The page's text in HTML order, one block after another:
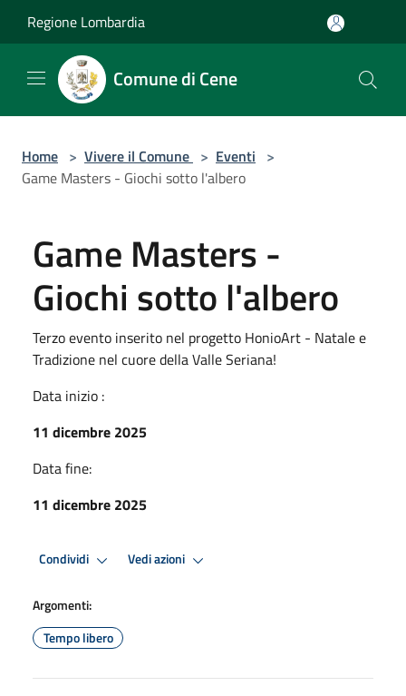
Regione Lombardia
Comune di Cene
Home > Vivere il Comune > Eventi >
Game Masters - Giochi sotto l'albero
Game Masters -
Giochi sotto l'albero
Terzo evento inserito nel progetto HonioArt - Natale e
Tradizione nel cuore della Valle Seriana!
Data inizio :
11 dicembre 2025
Data fine:
11 dicembre 2025
Condividi Vedi azioni
Argomenti:
Tempo libero